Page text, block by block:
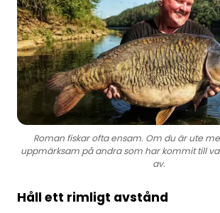
Roman fiskar ofta ensam. Om du är ute
uppmärksam på andra som har kommit till
av.
Håll ett rimligt avstånd